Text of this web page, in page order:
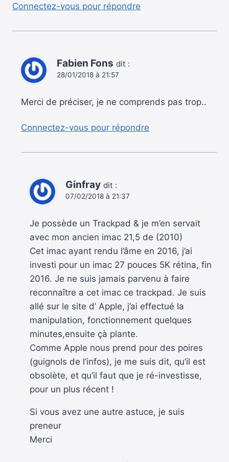
Connectez-vous pour répondre
Fabien Fons dit :
28/01/2018 à 21:57
Merci de préciser, je ne comprends pas trop..
Connectez-vous pour répondre
Ginfray dit :
07/02/2018 à 21:37
Je possède un Trackpad & je m’en servait
avec mon ancien imac 21,5 de (2010)
Cet imac ayant rendu l’âme en 2016, j’ai
investi pour un imac 27 pouces 5K rétina, fin
2016. Je ne suis jamais parvenu à faire
reconnaître a cet imac ce trackpad. Je suis
allé sur le site d’ Apple, j’ai effectué la
manipulation, fonctionnement quelques
minutes,ensuite çà plante.
Comme Apple nous prend pour des poires
(guignols de l’infos), je me suis dit, qu’il est
obsolète, et qu’il faut que je ré-investisse,
pour un plus récent !
Si vous avez une autre astuce, je suis
preneur
Merci